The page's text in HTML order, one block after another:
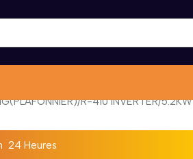
R-410 INVERTER/5.2KW
24 Heures